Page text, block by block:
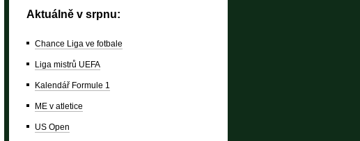
Aktuálně v srpnu:
Chance Liga ve fotbale
Liga mistrů UEFA
Kalendář Formule 1
ME v atletice
US Open